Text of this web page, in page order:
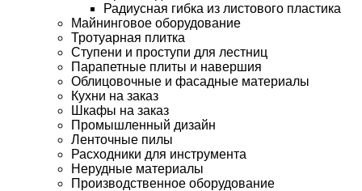
Радиусная гибка из листового пластика
Майнинговое оборудование
Тротуарная плитка
Ступени и проступи для лестниц
Парапетные плиты и навершия
Облицовочные и фасадные материалы
Кухни на заказ
Шкафы на заказ
Промышленный дизайн
Ленточные пилы
Расходники для инструмента
Нерудные материалы
Производственное оборудование